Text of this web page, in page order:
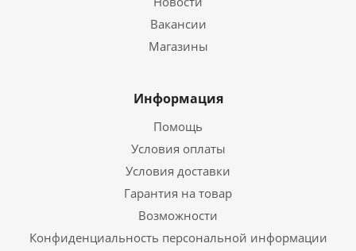
Вакансии
Магазины
Информация
Помощь
Условия оплаты
Условия доставки
Гарантия на товар
Возможности
Конфиденциальность персональной информации